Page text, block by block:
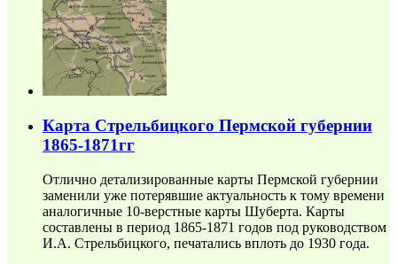
Карта Стрельбицкого Пермской губернии
1865-1871гг
Отлично детализированные карты Пермской губернии
заменили уже потерявшие актуальность к тому времени
аналогичные 10-верстные карты Шуберта. Карты
составлены в период 1865-1871 годов под руководством
И.А. Стрельбицкого, печатались вплоть до 1930 года.